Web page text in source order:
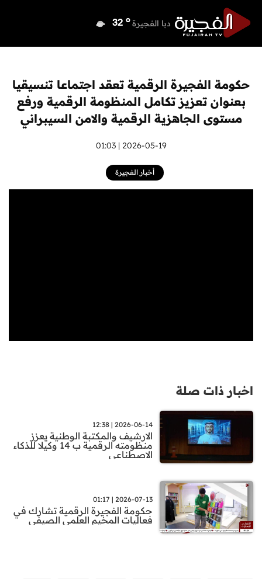
دبا الفجيرة 32 o
عجمان
أم القيوين o
راس الخيمة o
الفجيرة 32 o
حكومة الفجيرة الرقمية تعقد اجتماعا تنسيقيا
بعنوان تعزيز تكامل المنظومة الرقمية ورفع
مستوى الجاهزية الرقمية والامن السيبراني
2026-05-19 | 01:03
أخبار الفجيرة
اخبار ذات صلة
2026-06-14 | 12:38
الارشيف والمكتبة الوطنية يعزز
منظومته الرقمية ب 14 وكيلا للذكاء
الاصطناعي
2026-07-13 | 01:17
حكومة الفجيرة الرقمية تشارك في
فعاليات المخيم العلمي الصيفي